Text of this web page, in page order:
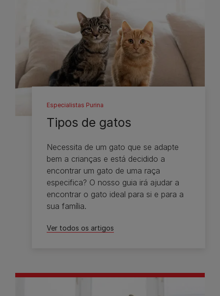
Especialistas Purina
Tipos de gatos
Necessita de um gato que se adapte
bem a crianças e está decidido a
encontrar um gato de uma raça
especifica? O nosso guia irá ajudar a
encontrar o gato ideal para si e para a
sua família.
Ver todos os artigos